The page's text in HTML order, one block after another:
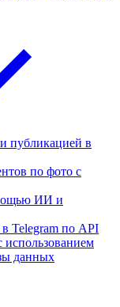
публикацией в
по фото с
ИИ и
Telegram по API
использованием
данных